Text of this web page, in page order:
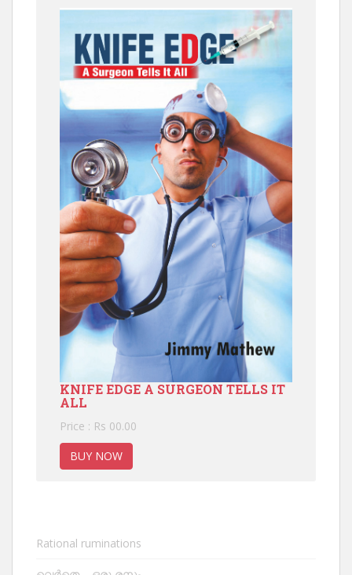
KNIFE EDGE A SURGEON TELLS IT
ALL
Price : Rs 00.00
BUY NOW
Rational ruminations